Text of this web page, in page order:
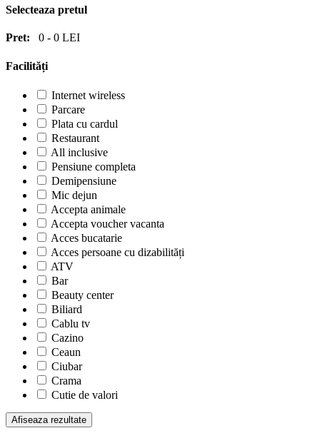
Selecteaza pretul
Pret: 0 - 0 LEI
Facilități
Internet wireless
Parcare
Plata cu cardul
Restaurant
All inclusive
Pensiune completa
Demipensiune
Mic dejun
Accepta animale
Accepta voucher vacanta
Acces bucatarie
Acces persoane cu dizabilități
ATV
Bar
Beauty center
Biliard
Cablu tv
Cazino
Ceaun
Ciubar
Crama
Cutie de valori
Echitatie